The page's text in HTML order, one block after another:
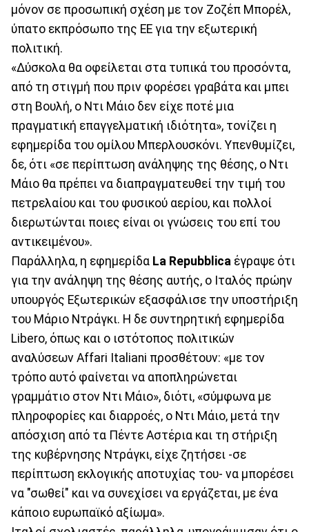
μόνον σε προσωπική σχέση με τον Ζοζέπ Μπορέλ,
ύπατο εκπρόσωπο της ΕΕ για την εξωτερική
πολιτική.
«Δύσκολα θα οφείλεται στα τυπικά του προσόντα,
από τη στιγμή που πριν φορέσει γραβάτα και μπει
στη Βουλή, ο Ντι Μάιο δεν είχε ποτέ μια
πραγματική επαγγελματική ιδιότητα», τονίζει η
εφημερίδα του ομίλου Μπερλουσκόνι. Υπενθυμίζει,
δε, ότι «σε περίπτωση ανάληψης της θέσης, ο Ντι
Μάιο θα πρέπει να διαπραγματευθεί την τιμή του
πετρελαίου και του φυσικού αερίου, και πολλοί
διερωτώνται ποιες είναι οι γνώσεις του επί του
αντικειμένου».
Παράλληλα, η εφημερίδα La Repubblica έγραψε ότι
για την ανάληψη της θέσης αυτής, ο Ιταλός πρώην
υπουργός Εξωτερικών εξασφάλισε την υποστήριξη
του Μάριο Ντράγκι. Η δε συντηρητική εφημερίδα
Libero, όπως και ο ιστότοπος πολιτικών
αναλύσεων Affari Italiani προσθέτουν: «με τον
τρόπο αυτό φαίνεται να αποπληρώνεται
γραμμάτιο στον Ντι Μάιο», διότι, «σύμφωνα με
πληροφορίες και διαρροές, ο Ντι Μάιο, μετά την
απόσχιση από τα Πέντε Αστέρια και τη στήριξη
της κυβέρνησης Ντράγκι, είχε ζητήσει -σε
περίπτωση εκλογικής αποτυχίας του- να μπορέσει
να "σωθεί" και να συνεχίσει να εργάζεται, με ένα
κάποιο ευρωπαϊκό αξίωμα».